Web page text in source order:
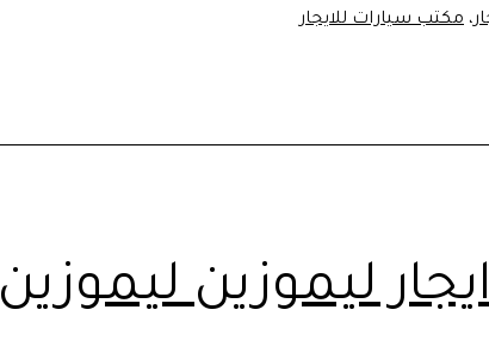
، مكتب سيارات للايجار
ليموزين ليموزين